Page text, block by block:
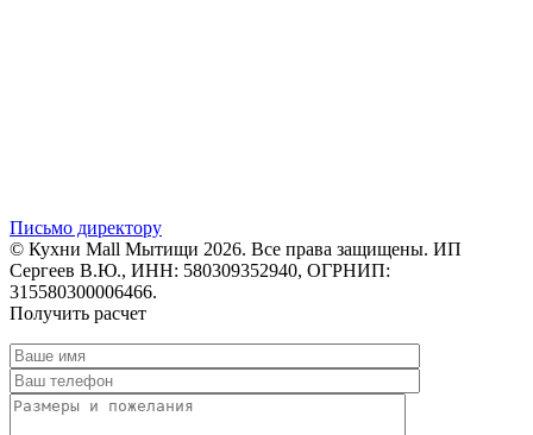
Письмо директору
© Кухни Mall Мытищи 2026. Все права защищены. ИП
Сергеев В.Ю., ИНН: 580309352940, ОГРНИП:
315580300006466.
Получить расчет